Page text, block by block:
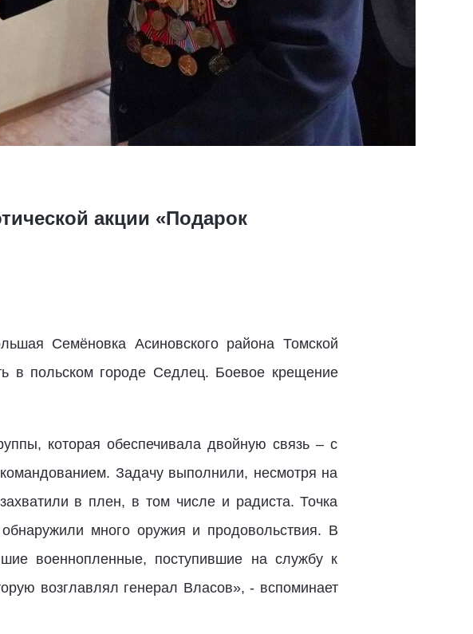
акции «Подарок
Семёновка Асиновского района Томской
в польском городе Седлец. Боевое крещение
которая обеспечивала двойную связь – с
Задачу выполнили, несмотря на
в плен, в том числе и радиста. Точка
много оружия и продовольствия. В
военнопленные, поступившие на службу к
возглавлял генерал Власов», - вспоминает